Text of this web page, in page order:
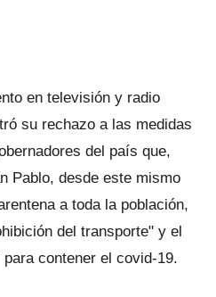
en televisión y radio
su rechazo a las medidas
del país que,
Pablo, desde este mismo
a toda la población,
del transporte" y el
contener el covid-19.